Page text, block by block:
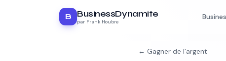
B BusinessDynamite
par Frank Houbre
← Gagner de l'argent